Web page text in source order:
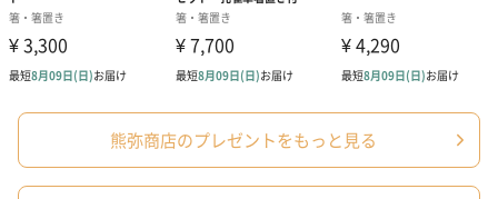
熊弥商店のプレゼントをもっと見る